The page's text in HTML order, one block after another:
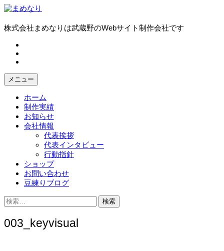
コ
テ
キ
ッ
株式会社まめなりは武蔵野のWebサイト制作会社です
メニュー
ホーム
制作実績
お知らせ
会社情報
代表挨拶
代表インタビュー
行動指針
ショップ
お問い合わせ
豆練りブログ
検
索:
003_keyvisual